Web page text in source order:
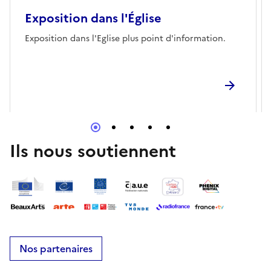
Exposition dans l'Église
Exposition dans l'Eglise plus point d'information.
Ils nous soutiennent
Nos partenaires